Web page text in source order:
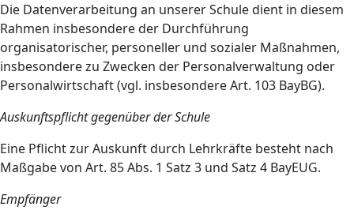
Die Datenverarbeitung an unserer Schule dient in diesem
Rahmen insbesondere der Durchführung
organisatorischer, personeller und sozialer Maßnahmen,
insbesondere zu Zwecken der Personalverwaltung oder
Personalwirtschaft (vgl. insbesondere Art. 103 BayBG).
Auskunftspflicht gegenüber der Schule
Eine Pflicht zur Auskunft durch Lehrkräfte besteht nach
Maßgabe von Art. 85 Abs. 1 Satz 3 und Satz 4 BayEUG.
Empfänger